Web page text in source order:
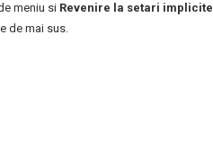
meniu si Revenire la setari implicite
de mai sus.